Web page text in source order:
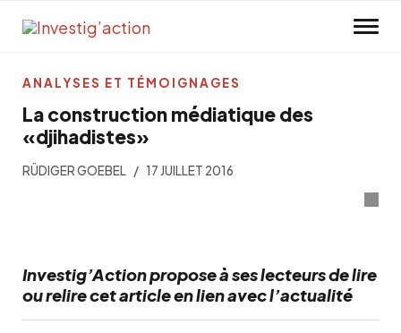
La construction médiatique des
«djihadistes»
RÜDIGER GOEBEL 17 JUILLET 2016
Investig’Action propose à ses lecteurs de lire
ou relire cet article en lien avec l’actualité
ANALYSES ET TÉMOIGNAGES